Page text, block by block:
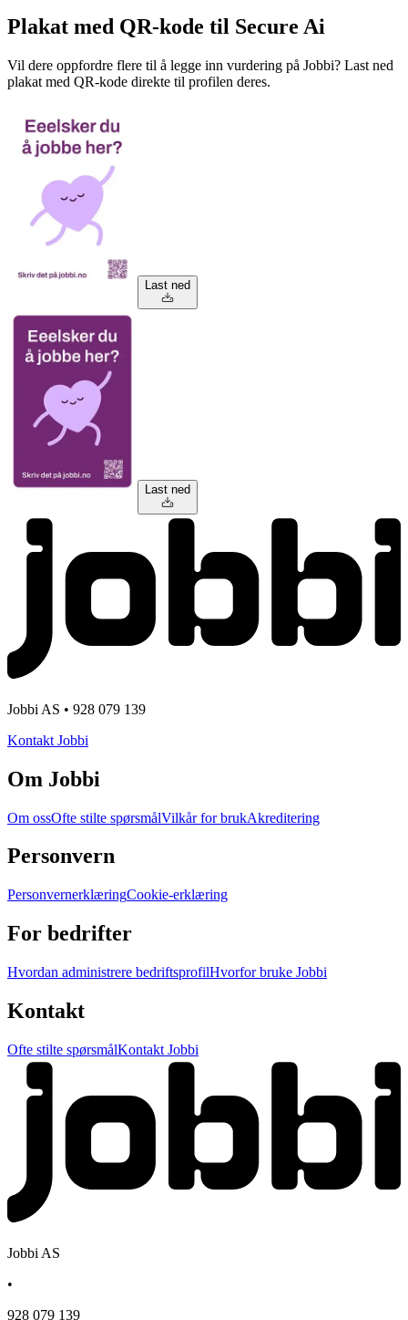
Plakat med QR-kode til Secure Ai
Vil dere oppfordre flere til å legge inn vurdering på Jobbi? Last ned
plakat med QR-kode direkte til profilen deres.
Last ned
Last ned
Jobbi AS • 928 079 139
Kontakt Jobbi
Om Jobbi
Om ossOfte stilte spørsmålVilkår for brukAkreditering
Personvern
PersonvernerklæringCookie-erklæring
For bedrifter
Hvordan administrere bedriftsprofilHvorfor bruke Jobbi
Kontakt
Ofte stilte spørsmålKontakt Jobbi
Jobbi AS
•
928 079 139